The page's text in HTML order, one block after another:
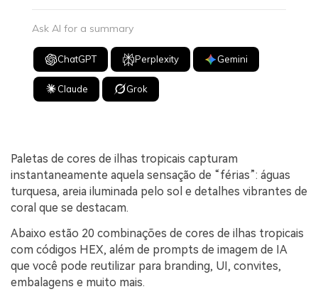
Ask AI for a summary
ChatGPT Perplexity Gemini
Claude Grok
Paletas de cores de ilhas tropicais capturam
instantaneamente aquela sensação de “férias”: águas
turquesa, areia iluminada pelo sol e detalhes vibrantes de
coral que se destacam.
Abaixo estão 20 combinações de cores de ilhas tropicais
com códigos HEX, além de prompts de imagem de IA
que você pode reutilizar para branding, UI, convites,
embalagens e muito mais.